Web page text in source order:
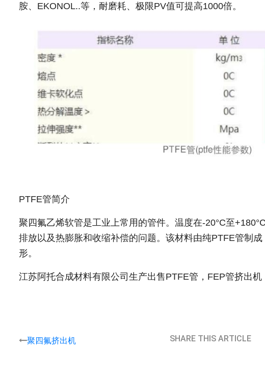
胺、EKONOL..等，耐磨耗、极限PV值可提高1000倍。
PTFE管简介
聚四氟乙烯软管是工业上常用的管件。温度在-20°C至
排放以及热膨胀和收缩补偿的问题。该材料由纯PTFE管制
形。
江苏阿托合成材料有限公司生产出售PTFE管，FEP管挤出机
聚四氟挤出机 SHARE THIS ARTICLE